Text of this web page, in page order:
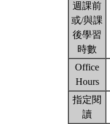
週課前
或/與課
後學習
時數
Office
Hours
指定閱
讀